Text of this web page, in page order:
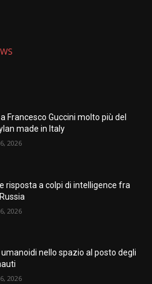
Francesco Guccini molto più del
made in Italy
2026
risposta a colpi di intelligence fra
2026
umanoidi nello spazio al posto degli
2026